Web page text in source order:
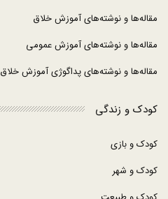
مقاله‌ها و نوشته‌های آموزش خلاق
مقاله‌ها و نوشته‌های آموزش عمومی
مقاله‌ها و نوشته‌های پداگوژی آموزش خلاق
کودک و زندگی
کودک و بازی
کودک و شهر